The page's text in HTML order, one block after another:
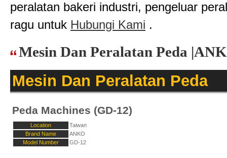
peralatan bakeri industri, pengeluar
ragu untuk Hubungi Kami .
Mesin Dan Peralatan Peda
Mesin Dan Peralatan Peda
Peda Machines (GD-12)
Location
Taiwan
Brand Name
ANKO
Model Number
GD-12